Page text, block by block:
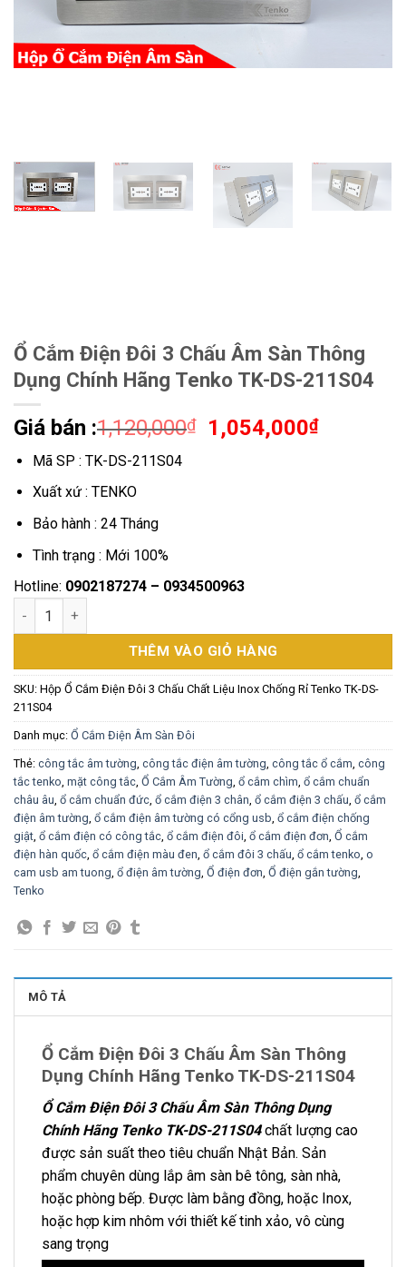
Ổ Cắm Điện Đôi 3 Chấu Âm Sàn Thông
Dụng Chính Hãng Tenko TK-DS-211S04
Giá bán :1,120,000₫
Giá
1,054,000₫Giá
Mã SP : TK-DS-211S04
Xuất xứ : TENKO
Bảo hành : 24 Tháng
Tình trạng : Mới 100%
Hotline: 0902187274 – 0934500963
Ổ Cắm Điện Đôi 3 Chấu Âm Sàn Thông Dụng Chính Hãng
THÊM VÀO GIỎ HÀNG
SKU: Hộp Ổ Cắm Điện Đôi 3 Chấu Chất Liệu Inox Chống Rỉ Tenko TK-DS-
211S04
Danh mục: Ổ Cắm Điện Âm Sàn Đôi
Thẻ: công tắc âm tường công tắc điện âm tường công tắc ổ cắm công
tắc tenko mặt công tắc Ổ Cắm Âm Tường ổ cắm chìm ổ cắm chuẩn
châu âu ổ cắm chuẩn đức ổ cắm điện 3 chân ổ cắm điện 3 chấu ổ cắm
điện âm tường ổ cắm điện âm tường có cổng usb ổ cắm điện chống
giật ổ cắm điện có công tắc ổ cắm điện đôi ổ cắm điện đơn Ổ cắm
điện hàn quốc ổ cắm điện màu đen ổ cắm đôi 3 chấu ổ cắm tenko o
cam usb am tuong ổ điện âm tường Ổ điện đơn Ổ điện gắn tường
Tenko
MÔ TẢ
Ổ Cắm Điện Đôi 3 Chấu Âm Sàn Thông
Dụng Chính Hãng Tenko TK-DS-211S04
Ổ Cắm Điện Đôi 3 Chấu Âm Sàn Thông Dụng
Chính Hãng Tenko TK-DS-211S04chất lượng cao
được sản suất theo tiêu chuẩn Nhật Bản. Sản
phẩm chuyên dùng lắp âm sàn bê tông, sàn nhà,
hoặc phòng bếp. Được làm bằng đồng, hoặc Inox,
hoặc hợp kim nhôm với thiết kế tinh xảo, vô cùng
sang trọng